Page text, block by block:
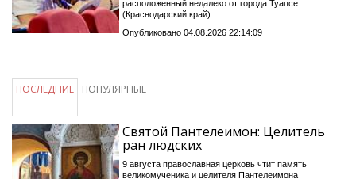
расположенный недалеко от города Туапсе
(Краснодарский край)
Опубликовано 04.08.2026 22:14:09
ПОСЛЕДНИЕ ПОПУЛЯРНЫЕ
Святой Пантелеимон: Целитель
ран людских
9 августа православная церковь чтит память
великомученика и целителя Пантелеимона